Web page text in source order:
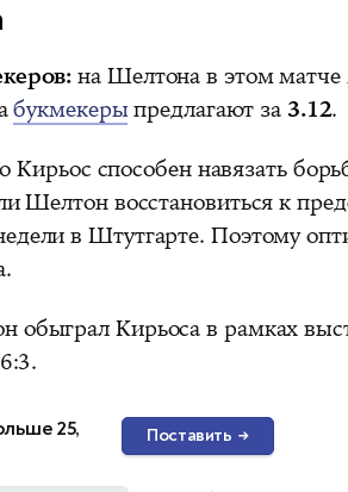
на Шелтона в этом
букмекерыпредлагают за 3.12.
Кирьос способен навязать
Шелтон восстановиться к
в Штутгарте. Поэтому
Кирьоса в рамках
25, Поставить →